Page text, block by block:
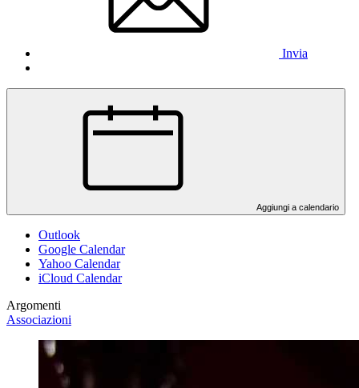
Invia
Aggiungi a calendario
Outlook
Google Calendar
Yahoo Calendar
iCloud Calendar
Argomenti
Associazioni